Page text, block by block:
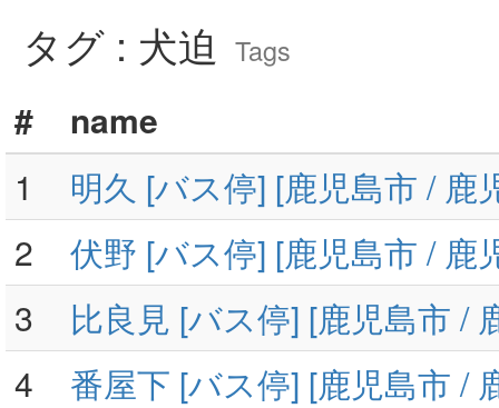
タグ : 犬迫 Tags
#
name
1
明久 [バス停] [鹿児島市 / 鹿
2
伏野 [バス停] [鹿児島市 / 鹿
3
比良見 [バス停] [鹿児島市 /
4
番屋下 [バス停] [鹿児島市 /